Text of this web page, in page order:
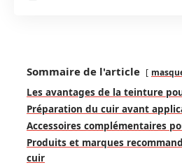
Sommaire de l'article
Les avantages de la teinture
Préparation du cuir avant
Accessoires complémentaires
Produits et marques
cuir